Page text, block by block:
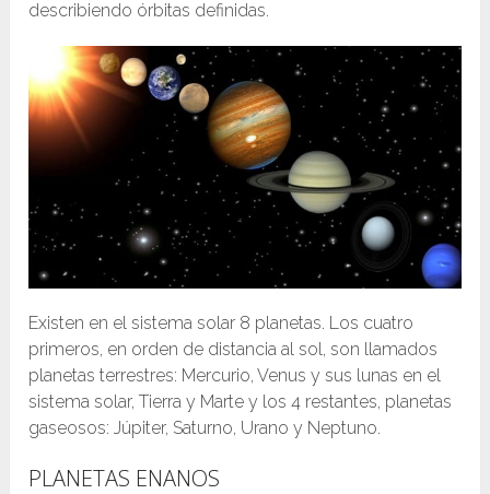
describiendo órbitas definidas.
Existen en el sistema solar 8 planetas. Los cuatro
primeros, en orden de distancia al sol, son llamados
planetas terrestres: Mercurio, Venus y sus lunas en el
sistema solar, Tierra y Marte y los 4 restantes, planetas
gaseosos: Júpiter, Saturno, Urano y Neptuno.
PLANETAS ENANOS